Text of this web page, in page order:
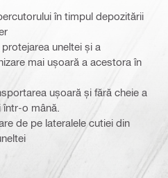
în timpul depozitării
uneltei și a
mai ușoară a acestora în
ușoară și fără cheie a
o mână.
de pe lateralele cutiei din